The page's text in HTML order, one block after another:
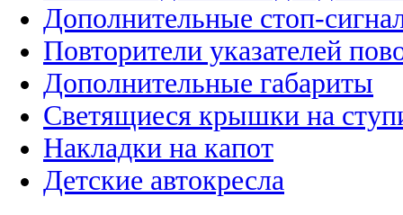
Дополнительные стоп-
Повторители указателей
Дополнительные габариты
Светящиеся крышки на
Накладки на капот
Детские автокресла